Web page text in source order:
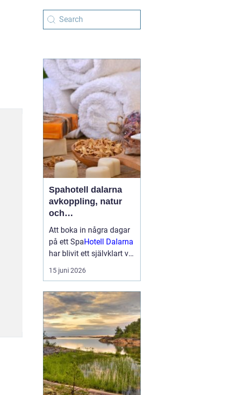
Spahotell dalarna
avkoppling, natur
och
smakupplevelser i
hjärtat av
landskapet
Att boka in några dagar
på ett SpaHotell Dalarna
har blivit ett självklart val
för många som söker
lugn, vacker natur och
av dalaskog, sjöutsikt,
spa, väl genomtänkta
menyer och personligt
vär...
15 juni 2026